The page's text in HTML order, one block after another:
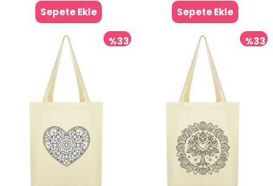
Sepete Ekle Sepete Ekle
%33 %33